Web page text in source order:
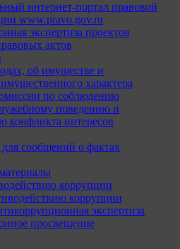
интернет-портал правовой
www.pravo.gov.ru
экспертиза проектов
актов
об имуществе и
имущественного характера
по соблюдению
поведению и
конфликта интересов
для сообщений о фактах
коррупции
коррупции
экспертиза
просвещение